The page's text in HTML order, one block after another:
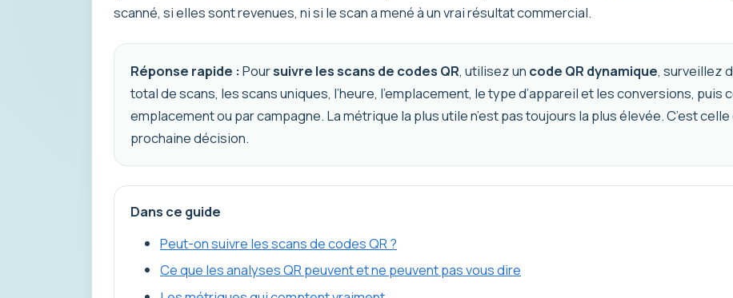
scanné, si elles sont revenues, ni si le scan a mené à un vrai résultat commercial.
Réponse rapide : Poursuivre les scans de codes QR, utilisez un code QR dynamique, surveillez
total de scans, les scans uniques, l’heure, l’emplacement, le type d’appareil et les conversions,
emplacement ou par campagne. La métrique la plus utile n’est pas toujours la plus élevée. C’est
prochaine décision.
Dans ce guide
Peut-on suivre les scans de codes QR ?
Ce que les analyses QR peuvent et ne peuvent pas vous dire